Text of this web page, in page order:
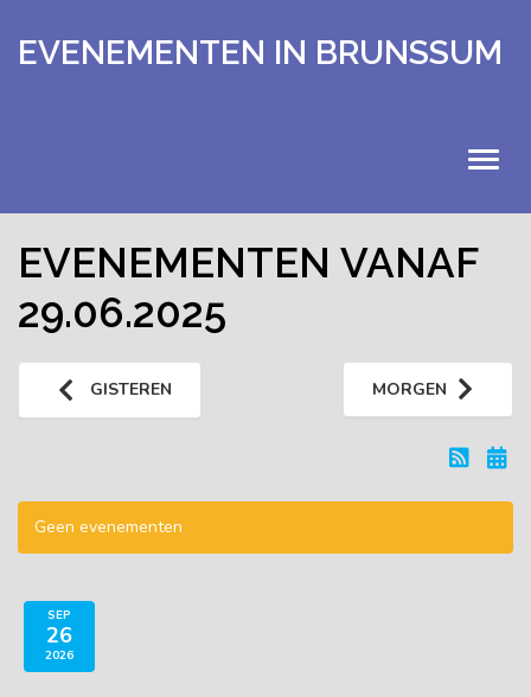
EVENEMENTEN IN BRUNSSUM
EVENEMENTEN
KALENDER
UITSTAPJES
EVENEMENTEN VANAF
29.06.2025
GISTEREN MORGEN
Geen evenementen
SEP
26
2026